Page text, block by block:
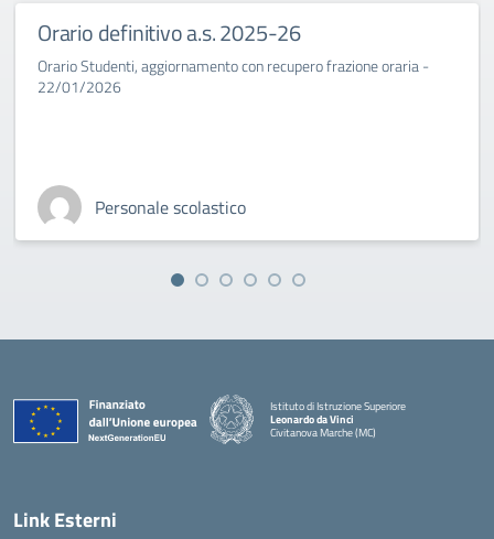
Orario definitivo a.s. 2025-26
Orario Studenti, aggiornamento con recupero frazione oraria -
22/01/2026
Personale scolastico
Istituto di Istruzione Superiore
Leonardo da Vinci
Civitanova Marche (MC)
Link Esterni